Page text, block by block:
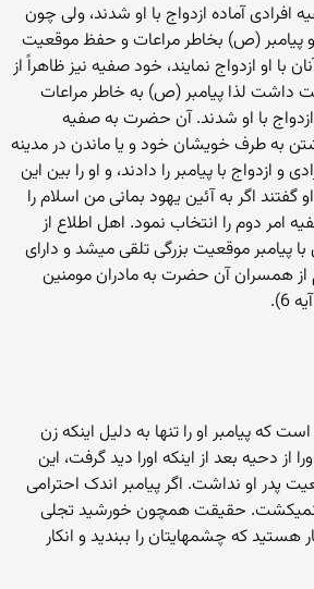
آماده ازدواج با او شدند، ولی چون
و پیامبر (ص) بخاطر مراعات و حفظ موقعیت
با او ازدواج نمایند، خود صفیه نیز ظاهراً از
داشت لذا پیامبر (ص) به خاطر مراعات
با او شدند. آن حضرت به صفیه
به طرف خویشان خود و یا ماندن در مدینه
و ازدواج با پیامبر را دادند، و او را بین این
گفتند اگر به آئین یهود بمانی من اسلام را
امر دوم را انتخاب نمود. اهل اطلاع از
پیامبر موقعیت بزرگی تلقی میشد و دارای
از همسران آن حضرت به مادران مومنین
که پیامبر او را تنها به دلیل اینکه زن
از دحیه بعد از اینکه اورا دید گرفت، این
پدر او نداشت. اگر پیامبر اندک احترامی
نمیکشت. حقیقت همچون خورشید تجلی
هستید که چشمهایتان را ببندید و انکار